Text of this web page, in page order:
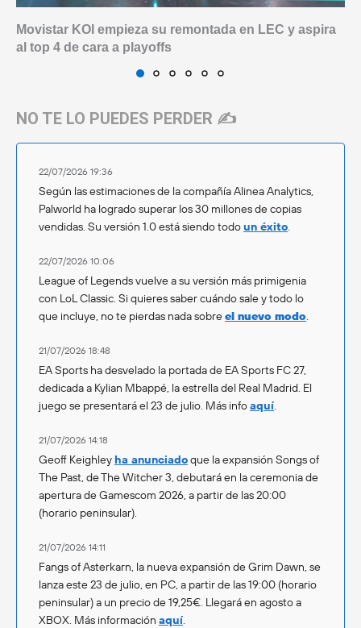
Movistar KOI empieza su remontada en LEC y aspira
al top 4 de cara a playoffs
NO TE LO PUEDES PERDER ✍️
22/07/2026 19:36
Según las estimaciones de la compañía Alinea Analytics,
Palworld ha logrado superar los 30 millones de copias
vendidas. Su versión 1.0 está siendo todoun éxito.
22/07/2026 10:06
League of Legends vuelve a su versión más primigenia
con LoL Classic. Si quieres saber cuándo sale y todo lo
que incluye, no te pierdas nada sobreel nuevo modo.
21/07/2026 18:48
EA Sports ha desvelado la portada de EA Sports FC 27,
dedicada a Kylian Mbappé, la estrella del Real Madrid. El
juego se presentará el 23 de julio. Más infoaquí.
21/07/2026 14:18
Geoff Keighley ha anunciadoque la expansión Songs of
The Past, de The Witcher 3, debutará en la ceremonia de
apertura de Gamescom 2026, a partir de las 20:00
(horario peninsular).
21/07/2026 14:11
Fangs of Asterkarn, la nueva expansión de Grim Dawn, se
lanza este 23 de julio, en PC, a partir de las 19:00 (horario
peninsular) a un precio de 19,25€. Llegará en agosto a
XBOX. Más información aquí.